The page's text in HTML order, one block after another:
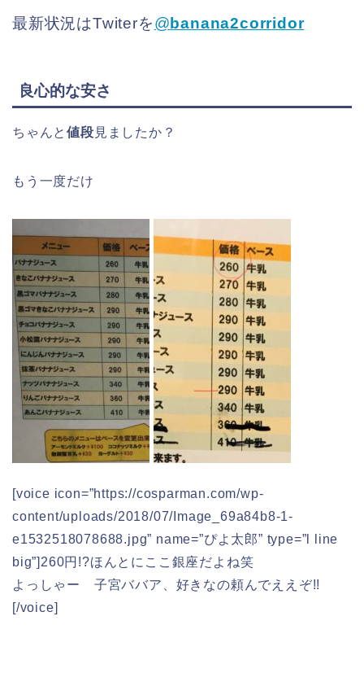
最新状況はTwiterを@ banana2corridor
良心的な安さ
ちゃんと値段 見ましたか？
もう一度だけ
[voice icon=”https://cosparman.com/wp-
content/uploads/2018/07/Image_69a84b8-1-
e1532518078688.jpg” name=”ぴよ太郎” type=”l line
big”]260円!?ほんとにここ銀座だよね笑
よっしゃー 子宮ババア、好きなの頼んでええぞ!!
[/voice]